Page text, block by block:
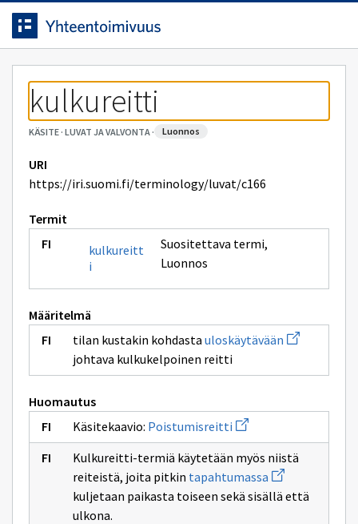
Siirrytty
sivulle
Siirry suoraan sisältöön.
kulkureitti
KÄSITE· LUVAT JA VALVONTA· luonnos
URI
https://iri.suomi.fi/terminology/luvat/c166
Termit
kulkureitt
i
Suositettava termi,
Luonnos
Määritelmä
tilan kustakin kohdasta uloskäytävään Avaa
uuden
sivulle
johtava kulkukelpoinen reitti
Huomautus
Käsitekaavio: Poistumisreitti Avaa
uuden
ikkunan
sivulle
Poistumisreitti
Kulkureitti-termiä käytetään myös niistä
reiteistä, joita pitkin tapahtumassa Avaa
uuden
ikkunan
kuljetaan paikasta toiseen sekä sisällä että
ulkona.